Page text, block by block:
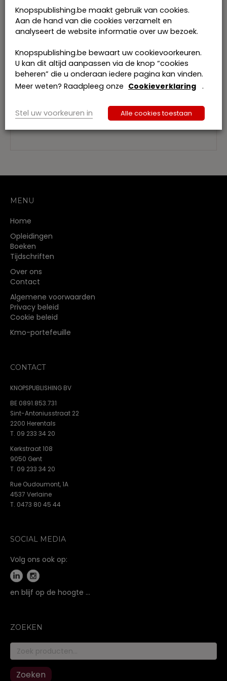
• BTW wetboek, inclusief uitvoeringsbesluiten
• Successierechten Vlaanderen, Brussel en
Wallonië
• Registratierechten Vlaanderen, Brussel en
Wallonië
• IPR
• …
Het kantoorTiberghien Advocatenis een
fiscaal advocatenkantoor. Estate Planning en
adviezen inzake vermogensplanning,
patrimoniumbeheer, … maken deel uit van de
MENU
Home
Opleidingen
Boeken
Tijdschriften
Over ons
Contact
Algemene voorwaarden
Privacy beleid
Cookie beleid
Kmo-portefeuille
CONTACT
KNOPSPUBLISHING BV
BE 0891.853.731
Sint-Antoniusstraat 22
2200 Herentals
T. 09 233 34 20
Kerkstraat 108
9050 Gent
T. 09 233 34 20
Rue Oudoumont, 1A
4537 Verlaine
T. 0473 80 45 44
SOCIAL MEDIA
Volg ons ook op:
en blijf op de hoogte …
ZOEKEN
Zoeken
naar:
Zoeken
Knopspublishing.be maakt gebruik van cookies.
Aan de hand van die cookies verzamelt en
analyseert de website informatie over uw bezoek.
Knopspublishing.be bewaart uw cookievoorkeuren.
U kan dit altijd aanpassen via de knop “cookies
beheren” die u onderaan iedere pagina kan vinden.
Meer weten? Raadpleeg onze Cookieverklaring .
Stel uw voorkeuren in Alle cookies toestaan